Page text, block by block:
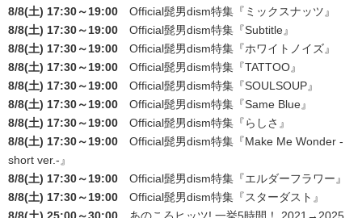
8/8(土) 17:30～19:00
Official髭男dism特集 『ミックスナッツ』
8/8(土) 17:30～19:00
Official髭男dism特集 『Subtitle』
8/8(土) 17:30～19:00
Official髭男dism特集 『ホワイトノイズ』
8/8(土) 17:30～19:00
Official髭男dism特集 『TATTOO』
8/8(土) 17:30～19:00
Official髭男dism特集 『SOULSOUP』
8/8(土) 17:30～19:00
Official髭男dism特集 『Same Blue』
8/8(土) 17:30～19:00
Official髭男dism特集 『らしさ』
8/8(土) 17:30～19:00
Official髭男dism特集 『Make Me Wonder -
short ver.-』
8/8(土) 17:30～19:00
Official髭男dism特集 『エルダーフラワー』
8/8(土) 17:30～19:00
Official髭男dism特集 『スターダスト』